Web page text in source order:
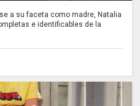
a su faceta como madre, Natalia
e identificables de la